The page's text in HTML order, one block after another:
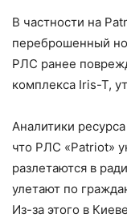
В частности на
переброшенный
РЛС ранее
комплекса Iris-T,
Аналитики
что РЛС «Patriot»
разлетаются в
улетают по
Из-за этого в